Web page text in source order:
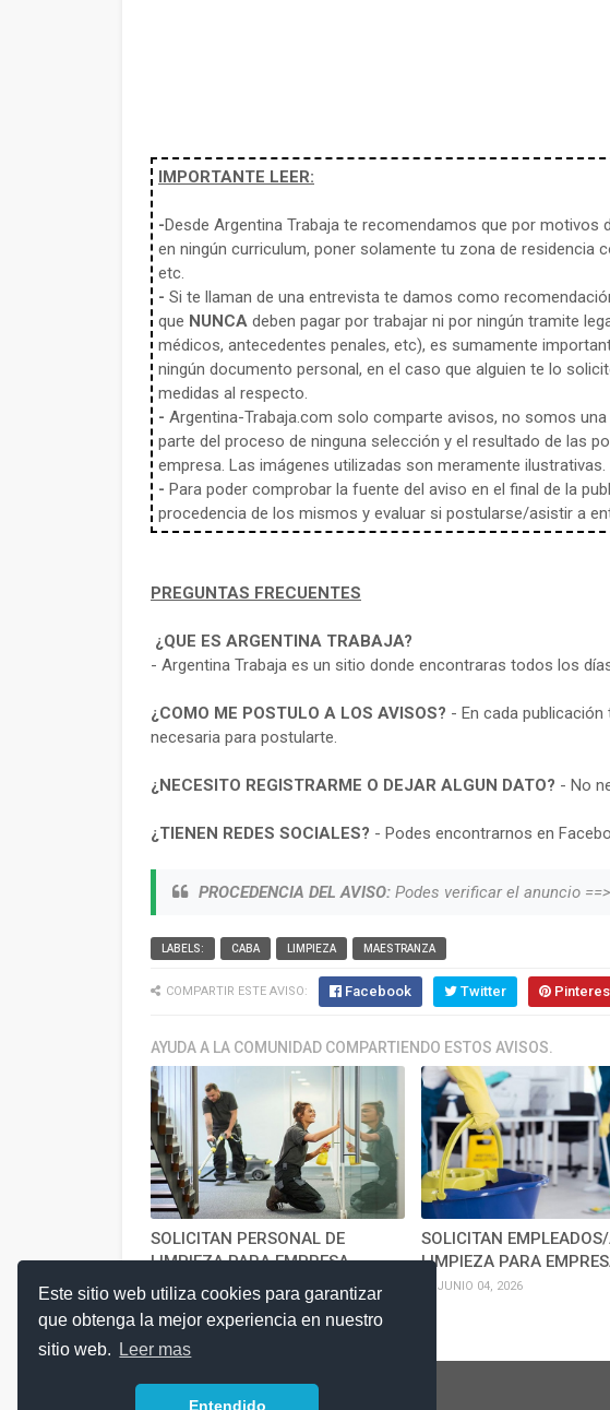
Este sitio web utiliza cookies para garantizar
que obtenga la mejor experiencia en nuestro
sitio web.
Leer mas
Entendido
IMPORTANTE LEER:
-Desde Argentina Trabaja te recomendamos que por motivos
en ningún curriculum, poner solamente tu zona de residencia
etc.
- Si te llaman de una entrevista te damos como
que NUNCA deben pagar por trabajar ni por ningún tramite
médicos, antecedentes penales, etc), es sumamente
ningún documento personal, en el caso que alguien te lo
medidas al respecto.
- Argentina-Trabaja.com solo comparte avisos, no somos
parte del proceso de ninguna selección y el resultado de las
empresa. Las imágenes utilizadas son meramente ilustrativas.
- Para poder comprobar la fuente del aviso en el final de la
procedencia de los mismos y evaluar si postularse/asistir a
PREGUNTAS FRECUENTES
¿QUE ES ARGENTINA TRABAJA?
- Argentina Trabaja es un sitio donde encontraras todos los
¿COMO ME POSTULO A LOS AVISOS? - En cada
necesaria para postularte.
¿NECESITO REGISTRARME O DEJAR ALGUN DATO? - No
¿TIENEN REDES SOCIALES? - Podes encontrarnos en
PROCEDENCIA DEL AVISO: Podes verificar el anuncio
LABELS: CABA LIMPIEZA MAESTRANZA
COMPARTIR ESTE AVISO: Facebook Twitter
AYUDA A LA COMUNIDAD COMPARTIENDO ESTOS AVISOS.
SOLICITAN PERSONAL DE
LIMPIEZA PARA EMPRESA
JULIO 17, 2026
SOLICITAN
LIMPIEZA PARA
JUNIO 04, 2026